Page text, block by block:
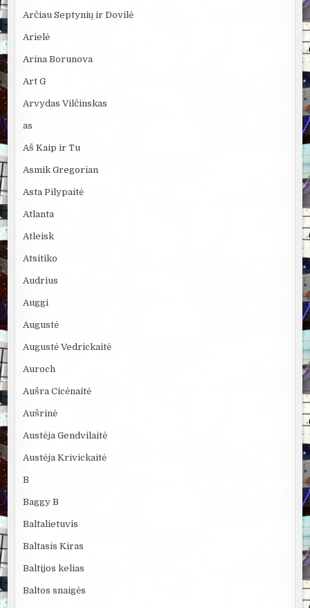
Arčiau Septynių ir Dovilė
Arielė
Arina Borunova
Art G
Arvydas Vilčinskas
as
Aš Kaip ir Tu
Asmik Gregorian
Asta Pilypaitė
Atlanta
Atleisk
Atsitiko
Audrius
Auggi
Augustė
Augustė Vedrickaitė
Auroch
Aušra Cicėnaitė
Aušrinė
Austėja Gendvilaitė
Austėja Krivickaitė
B
Baggy B
Baltalietuvis
Baltasis Kiras
Baltijos kelias
Baltos snaigės